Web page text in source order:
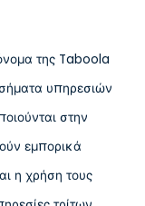
της Taboola
υπηρεσιών
στην
εμπορικά
η χρήση τους